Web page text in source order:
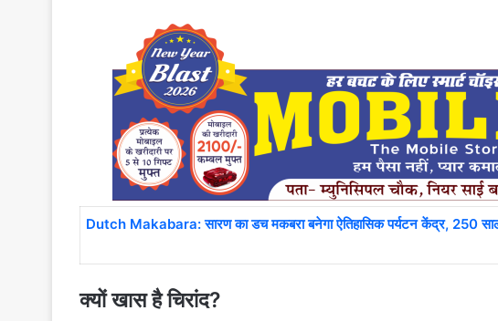
Dutch Makabara: सारण का डच मकबरा बनेगा ऐतिहासिक पर्यटन केंद्र, 250 साल
क्यों खास है चिरांद?